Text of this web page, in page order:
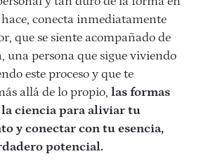
conecta inmediatamente
que se siente acompañado de
una persona que sigue viviendo
este proceso y que te
allá de lo propio, las formas
ciencia para aliviar tu
y conectar con tu esencia,
potencial.